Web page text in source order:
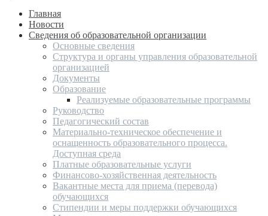
Главная
Новости
Сведения об образовательной организации
Основные сведения
Структура и органы управления образовательной
организацией
Документы
Образование
Реализуемые образовательные программы
Руководство
Педагогический состав
Материально-техническое обеспечение и
оснащенность образовательного процесса.
Доступная среда
Платные образовательные услуги
Финансово-хозяйственная деятельность
Вакантные места для приема (перевода)
обучающихся
Стипендии и меры поддержки обучающихся